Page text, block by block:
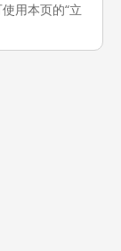
用本页的“立